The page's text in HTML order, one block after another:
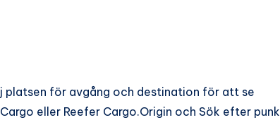
platsen för avgång och destination för att se
eller Reefer Cargo.Origin och Sök efter